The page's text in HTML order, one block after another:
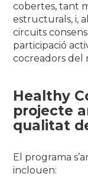
cobertes, tant
estructurals, i,
circuits
participació
cocreadors del
Healthy
projecte
qualitat
El programa
inclouen: